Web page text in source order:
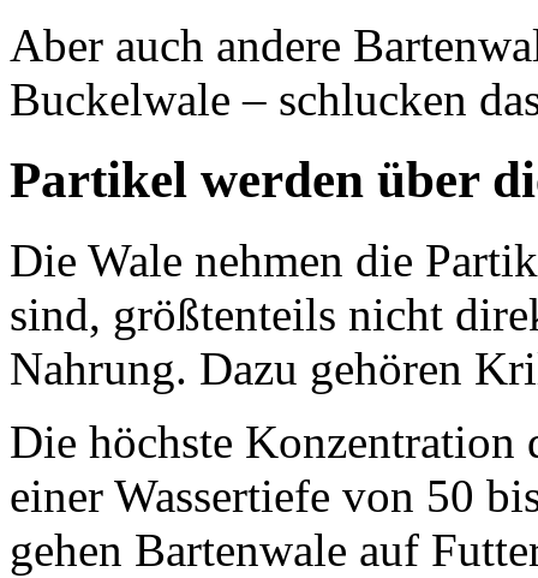
Aber auch andere
Buckelwale – schlucken
Partikel werden über
Die Wale nehmen die
sind, größtenteils nicht
Nahrung. Dazu gehören
Die höchste Konzentration
einer Wassertiefe von 50
gehen Bartenwale auf